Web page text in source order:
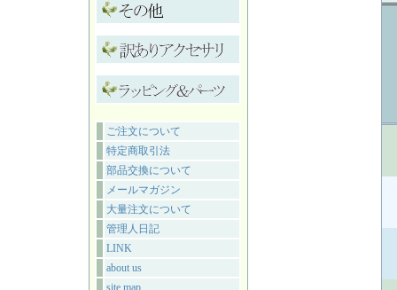
ご注文について
特定商取引法
部品交換について
メールマガジン
大量注文について
管理人日記
LINK
about us
site map